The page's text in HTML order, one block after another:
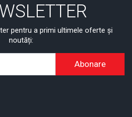
pentru a primi ultimele oferte și
noutăți:
Abonare